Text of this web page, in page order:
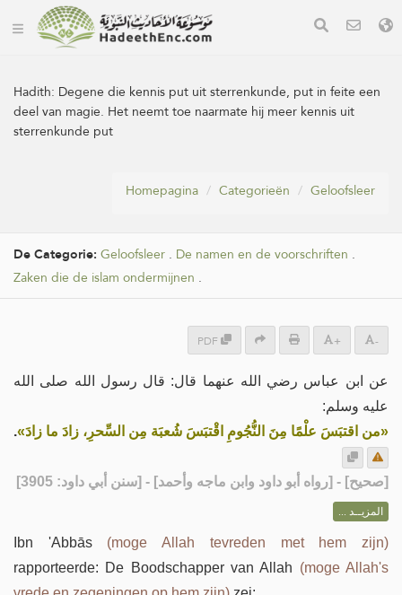
Hadith: Degene die kennis put uit sterrenkunde, put in feite een
deel van magie. Het neemt toe naarmate hij meer kennis uit
sterrenkunde put
Homepagina Categorieën Geloofsleer
De Categorie: Geloofsleer . De namen en de voorschriften .
Zaken die de islam ondermijnen .
PDF + -
عن ابن عباس رضي الله عنهما قال: قال رسول الله صلى الله
عليه وسلم:
«من اقتبَسَ علْمًا مِنَ النُّجُومِ اقْتبَسَ شُعبَة مِن السِّحرِ، زادَ ما زادَ».
[صحيح] - [رواه أبو داود وابن ماجه وأحمد] - [سنن أبي داود: 3905]
المزيــد ...
Ibn 'Abbās (moge Allah tevreden met hem zijn)
rapporteerde: De Boodschapper van Allah (moge Allah's